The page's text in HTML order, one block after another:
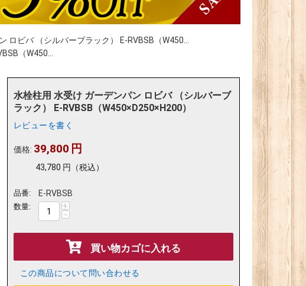
ロビバ （シルバーブラック） E-RVBSB（W450...
（W450...
水栓柱用 水受け ガーデンパン ロビバ （シルバーブ
ラック） E-RVBSB（W450×D250×H200）
レビューを書く
価格: 39,800 円
43,780 円 （税込）
品番: E-RVBSB
数量: +
−
買い物カゴに入れる
この商品について問い合わせる